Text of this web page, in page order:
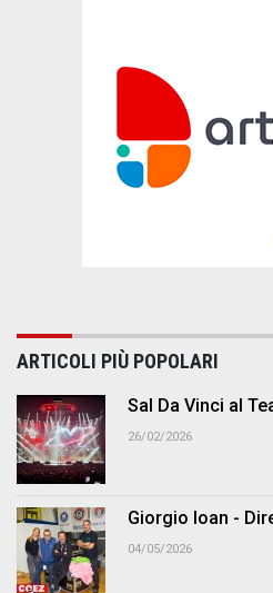
ARTICOLI PIÙ POPOLARI
Sal Da Vinci al
26/02/2026
Giorgio Ioan -
04/05/2026